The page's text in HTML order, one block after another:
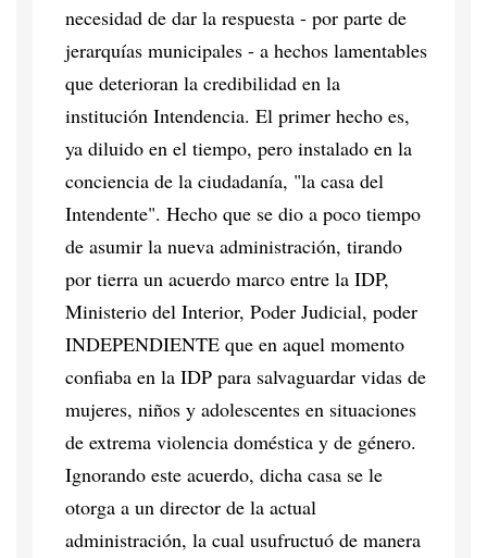
necesidad de dar la respuesta - por parte de
jerarquías municipales - a hechos lamentables
que deterioran la credibilidad en la
institución Intendencia. El primer hecho es,
ya diluido en el tiempo, pero instalado en la
conciencia de la ciudadanía, "la casa del
Intendente". Hecho que se dio a poco tiempo
de asumir la nueva administración, tirando
por tierra un acuerdo marco entre la IDP,
Ministerio del Interior, Poder Judicial, poder
INDEPENDIENTE que en aquel momento
confiaba en la IDP para salvaguardar vidas de
mujeres, niños y adolescentes en situaciones
de extrema violencia doméstica y de género.
Ignorando este acuerdo, dicha casa se le
otorga a un director de la actual
administración, la cual usufructuó de manera